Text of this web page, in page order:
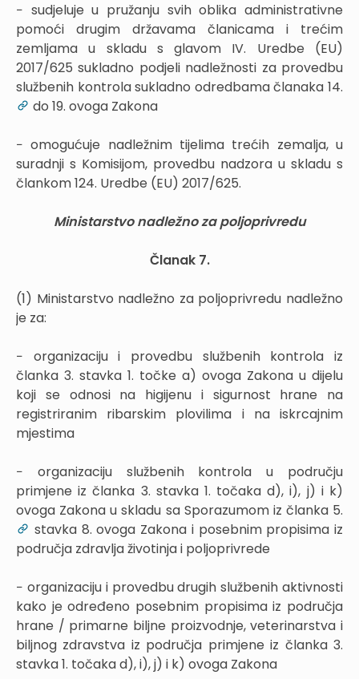
− sudjeluje u pružanju svih oblika administrativne
pomoći drugim državama članicama i trećim
zemljama u skladu s glavom IV. Uredbe (EU)
2017/625 sukladno podjeli nadležnosti za provedbu
službenih kontrola sukladno odredbama članaka 14.
do 19. ovoga Zakona
− omogućuje nadležnim tijelima trećih zemalja, u
suradnji s Komisijom, provedbu nadzora u skladu s
člankom 124. Uredbe (EU) 2017/625.
Ministarstvo nadležno za poljoprivredu
Članak 7.
(1) Ministarstvo nadležno za poljoprivredu nadležno
je za:
− organizaciju i provedbu službenih kontrola iz
članka 3. stavka 1. točke a) ovoga Zakona u dijelu
koji se odnosi na higijenu i sigurnost hrane na
registriranim ribarskim plovilima i na iskrcajnim
mjestima
− organizaciju službenih kontrola u području
primjene iz članka 3. stavka 1. točaka d), i), j) i k)
ovoga Zakona u skladu sa Sporazumom iz članka 5.
stavka 8. ovoga Zakona i posebnim propisima iz
područja zdravlja životinja i poljoprivrede
− organizaciju i provedbu drugih službenih aktivnosti
kako je određeno posebnim propisima iz područja
hrane / primarne biljne proizvodnje, veterinarstva i
biljnog zdravstva iz područja primjene iz članka 3.
stavka 1. točaka d), i), j) i k) ovoga Zakona